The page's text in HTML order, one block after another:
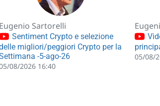
Eugenio Sartorelli
Sentiment Crypto e selezione
migliori/peggiori Crypto per la
-5-ago-26
08/2026 16:40
05/08/